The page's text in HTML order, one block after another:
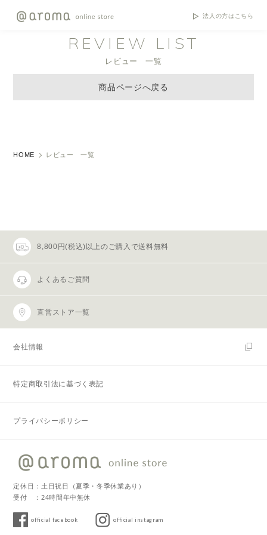
法人の方はこちら
REVIEW LIST
レビュー 一覧
商品ページへ戻る
HOME レビュー 一覧
8,800円(税込)以上のご購入で送料無料
よくあるご質問
直営ストア一覧
会社情報
特定商取引法に基づく表記
プライバシーポリシー
定休日：土日祝日（夏季・冬季休業あり）
受付 ：24時間年中無休
official facebook official instagram